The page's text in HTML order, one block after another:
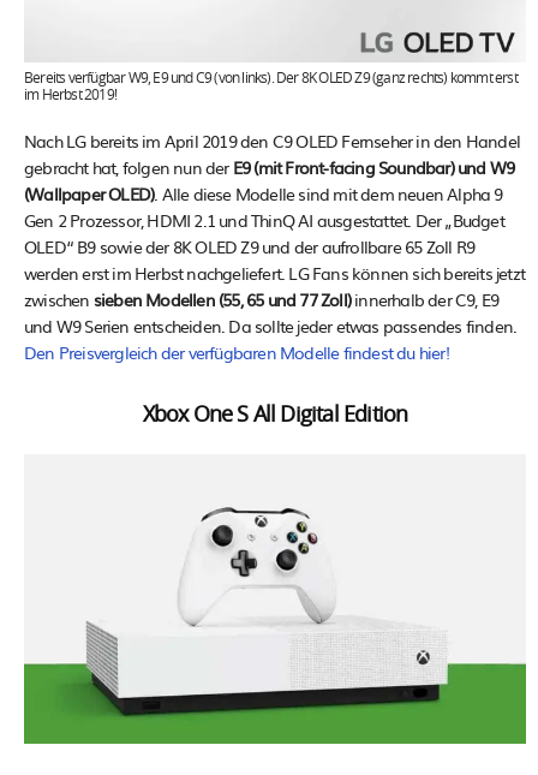
Bereits verfügbar W9, E9 und C9 (von links). Der 8K OLED Z9 (ganz rechts) kommt erst
im Herbst 2019!
Nach LG bereits im April 2019 den C9 OLED Fernseher in den Handel
gebracht hat, folgen nun der E9 (mit Front-facing Soundbar) und W9
(Wallpaper OLED). Alle diese Modelle sind mit dem neuen Alpha 9
Gen 2 Prozessor, HDMI 2.1 und ThinQ AI ausgestattet. Der „Budget
OLED“ B9 sowie der 8K OLED Z9 und der aufrollbare 65 Zoll R9
werden erst im Herbst nachgeliefert. LG Fans können sich bereits jetzt
zwischen sieben Modellen (55, 65 und 77 Zoll)innerhalb der C9, E9
und W9 Serien entscheiden. Da sollte jeder etwas passendes finden.
Den Preisvergleich der verfügbaren Modelle findest du hier!
Xbox One S All Digital Edition